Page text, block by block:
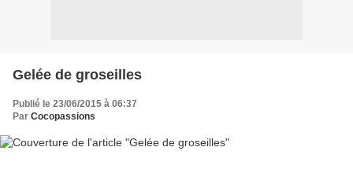
Gelée de groseilles
Publié le 23/06/2015 à 06:37
Par Cocopassions